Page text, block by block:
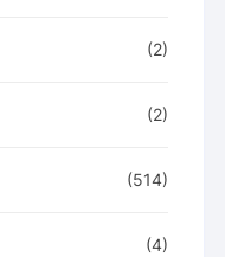
(2)
(2)
(514)
(4)